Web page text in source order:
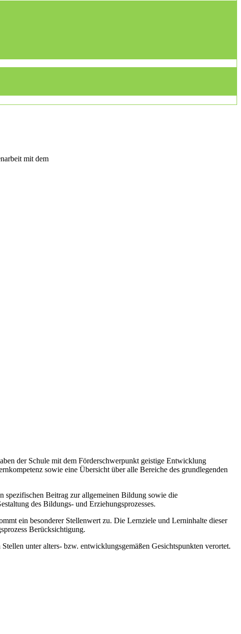
mit dem
der Schule mit dem Förderschwerpunkt geistige Entwicklung
sowie eine Übersicht über alle Bereiche des grundlegenden
spezifischen Beitrag zur allgemeinen Bildung sowie die
des Bildungs- und Erziehungsprozesses.
ein besonderer Stellenwert zu. Die Lernziele und Lerninhalte dieser
Berücksichtigung.
unter alters- bzw. entwicklungsgemäßen Gesichtspunkten verortet.